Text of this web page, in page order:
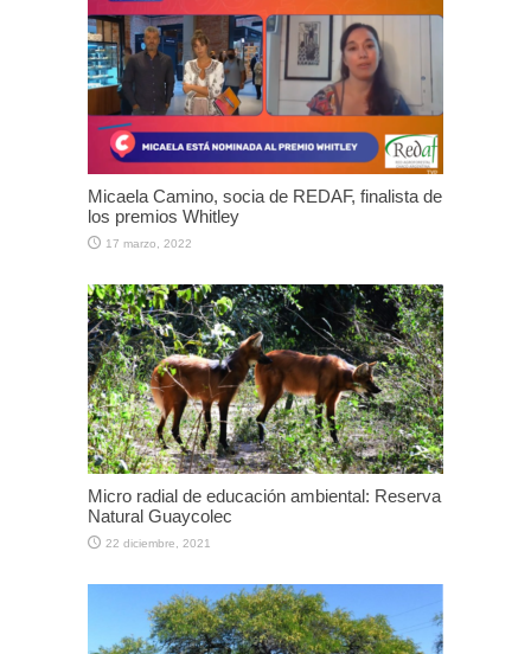
Micaela Camino, socia de REDAF, finalista de
los premios Whitley
17 marzo, 2022
Micro radial de educación ambiental: Reserva
Natural Guaycolec
22 diciembre, 2021